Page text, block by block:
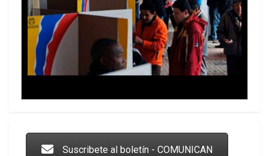
Suscribete al boletín - COMUNICAN